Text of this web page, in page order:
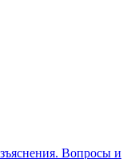
Вопросы и